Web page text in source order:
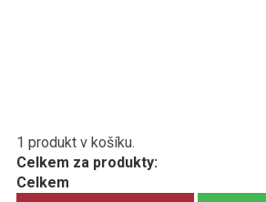
1 produkt v košíku.
Celkem za produkty:
Celkem